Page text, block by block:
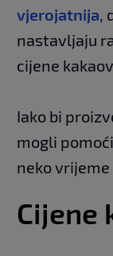
vjerojatnija,
nastavljaju
cijene
Iako bi
mogli
neko
Cijene